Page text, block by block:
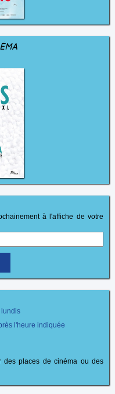
à l'affiche de votre
lundis
l'heure indiquée
des places de cinéma ou des